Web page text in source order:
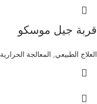
قربة جيل موسكو
العلاج الطبيعي المعالجة الحرارية